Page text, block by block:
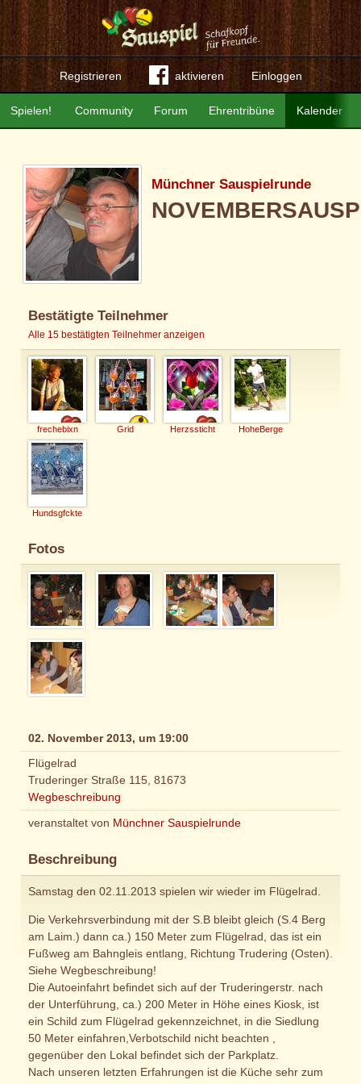
Registrieren aktivieren Einloggen
Community Forum Ehrentribüne Kalender
Spielen!
Münchner Sauspielrunde
Bestätigte Teilnehmer
Alle 15 bestätigten Teilnehmer anzeigen
frechebixn Grid Herzssticht HoheBerge
Hundsgfckte
Fotos
02. November 2013, um 19:00
Flügelrad
Truderinger Straße 115, 81673
Wegbeschreibung
veranstaltet von Münchner Sauspielrunde
Beschreibung
Samstag den 02.11.2013 spielen wir wieder im Flügelrad.
Die Verkehrsverbindung mit der S.B bleibt gleich (S.4 Berg
am Laim.) dann ca.) 150 Meter zum Flügelrad, das ist ein
Fußweg am Bahngleis entlang, Richtung Trudering (Osten).
Siehe Wegbeschreibung!
Die Autoeinfahrt befindet sich auf der Truderingerstr. nach
der Unterführung, ca.) 200 Meter in Höhe eines Kiosk, ist
ein Schild zum Flügelrad gekennzeichnet, in die Siedlung
50 Meter einfahren,Verbotschild nicht beachten ,
gegenüber den Lokal befindet sich der Parkplatz.
Nach unseren letzten Erfahrungen ist die Küche sehr zum